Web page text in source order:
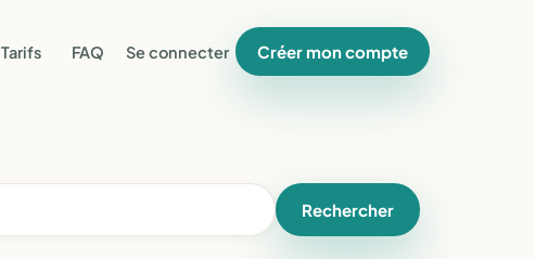
Tarifs FAQ Se connecter Créer mon compte
Rechercher